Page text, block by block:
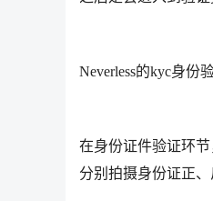
Neverless的kyc身份
在身份证件验证环
分别拍摄身份证正